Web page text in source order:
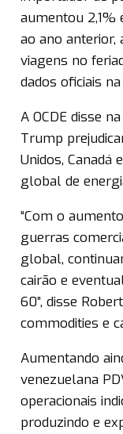
aumentou 2,1%
ao ano anterior,
viagens no
dados oficiais
A OCDE disse
Trump
Unidos, Canadá
global de
“Com o
guerras
global,
cairão e
60”, disse
commodities e
Aumentando
venezuelana
operacionais
produzindo e